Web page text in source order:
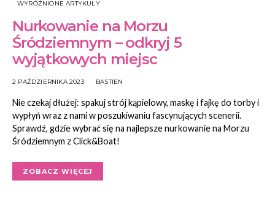
WYRÓŻNIONE ARTYKUŁY
Nurkowanie na Morzu
Śródziemnym – odkryj 5
wyjątkowych miejsc
2 PAŹDZIERNIKA 2023 BASTIEN
Nie czekaj dłużej: spakuj strój kąpielowy, maskę i fajkę do torby i
wypłyń wraz z nami w poszukiwaniu fascynujących scenerii.
Sprawdź, gdzie wybrać się na najlepsze nurkowanie na Morzu
Śródziemnym z Click&Boat!
ZOBACZ WIĘCEJ